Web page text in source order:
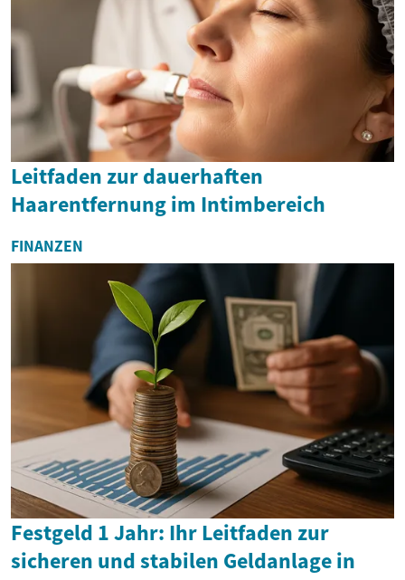
Leitfaden zur dauerhaften
Haarentfernung im Intimbereich
FINANZEN
Festgeld 1 Jahr: Ihr Leitfaden zur
sicheren und stabilen Geldanlage in